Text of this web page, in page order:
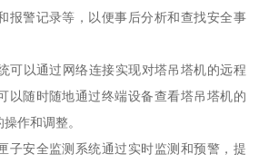
报警记录等，以便事后分析和查找安全事
可以通过网络连接实现对塔吊塔机的远程
以随时随地通过终端设备查看塔吊塔机的
作和调整。
子安全监测系统通过实时监测和预警，提